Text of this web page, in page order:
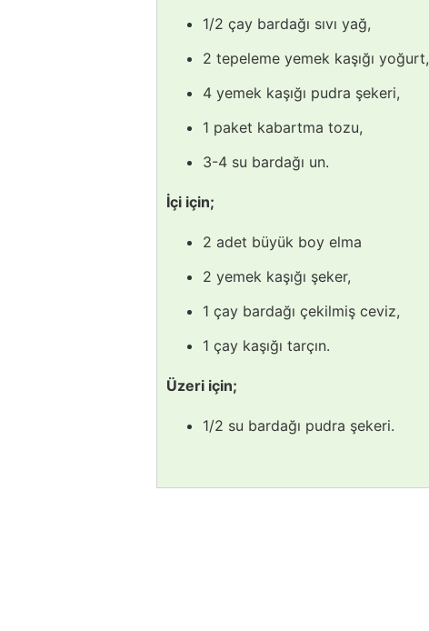
1/2 çay bardağı sıvı yağ,
2 tepeleme yemek kaşığı yoğurt,
4 yemek kaşığı pudra şekeri,
1 paket kabartma tozu,
3-4 su bardağı un.
İçi için;
2 adet büyük boy elma
2 yemek kaşığı şeker,
1 çay bardağı çekilmiş ceviz,
1 çay kaşığı tarçın.
Üzeri için;
1/2 su bardağı pudra şekeri.